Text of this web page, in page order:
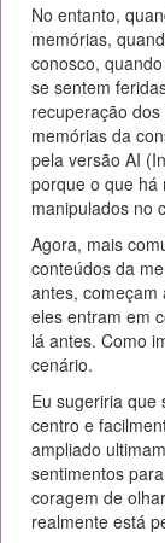
No entanto,
memórias,
conosco,
se sentem
recuperação
memórias da
pela versão AI
porque o que há
manipulados no
Agora, mais
conteúdos da
antes, começam
eles entram em
lá antes. Como
cenário.
Eu sugeriria que
centro e
ampliado
sentimentos
coragem de
realmente está